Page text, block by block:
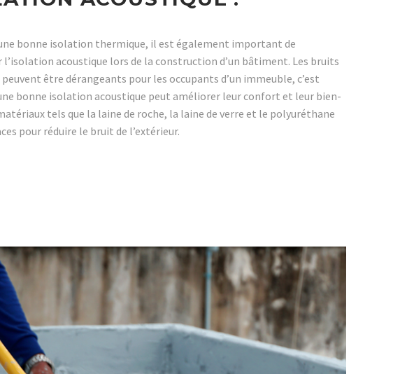
bonne isolation thermique, il est également important de
l’isolation acoustique lors de la construction d’un bâtiment. Les bruits
être dérangeants pour les occupants d’un immeuble, c’est
bonne isolation acoustique peut améliorer leur confort et leur bien-
tels que la laine de roche, la laine de verre et le polyuréthane
pour réduire le bruit de l’extérieur.